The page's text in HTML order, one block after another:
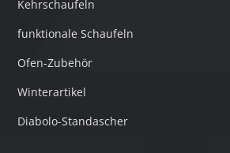
Kehrschaufeln
funktionale Schaufeln
Ofen-Zubehör
Winterartikel
Diabolo-Standascher